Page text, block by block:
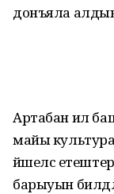
донъяла
Артабан ил
майы
йәшелсә
барыуын